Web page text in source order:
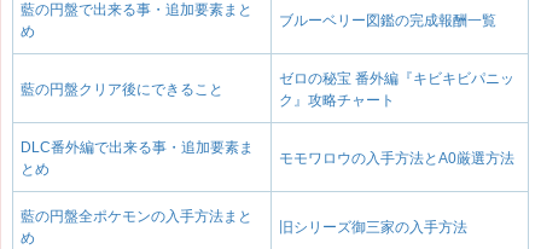
藍の円盤で出来る事・追加要素まと
め
ブルーベリー図鑑の完成報酬一覧
藍の円盤クリア後にできること
ゼロの秘宝 番外編『キビキビパニッ
ク』攻略チャート
DLC番外編で出来る事・追加要素ま
とめ
モモワロウの入手方法とA0厳選方法
藍の円盤全ポケモンの入手方法まと
め
旧シリーズ御三家の入手方法